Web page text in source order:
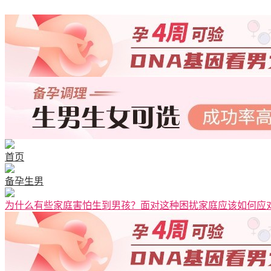
首页
备孕生男
为什么有些家庭害怕生到男孩？面对这种困扰家庭应该如何应